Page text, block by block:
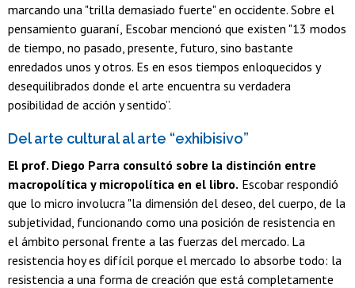
marcando una "trilla demasiado fuerte" en occidente. Sobre el
pensamiento guaraní, Escobar mencionó que existen "13 modos
de tiempo, no pasado, presente, futuro, sino bastante
enredados unos y otros. Es en esos tiempos enloquecidos y
desequilibrados donde el arte encuentra su verdadera
posibilidad de acción y sentido”.
Del arte cultural al arte “exhibisivo”
El prof. Diego Parra consultó sobre la distinción entre
macropolítica y micropolítica en el libro. Escobar respondió
que lo micro involucra "la dimensión del deseo, del cuerpo, de la
subjetividad, funcionando como una posición de resistencia en
el ámbito personal frente a las fuerzas del mercado. La
resistencia hoy es difícil porque el mercado lo absorbe todo: la
resistencia a una forma de creación que está completamente